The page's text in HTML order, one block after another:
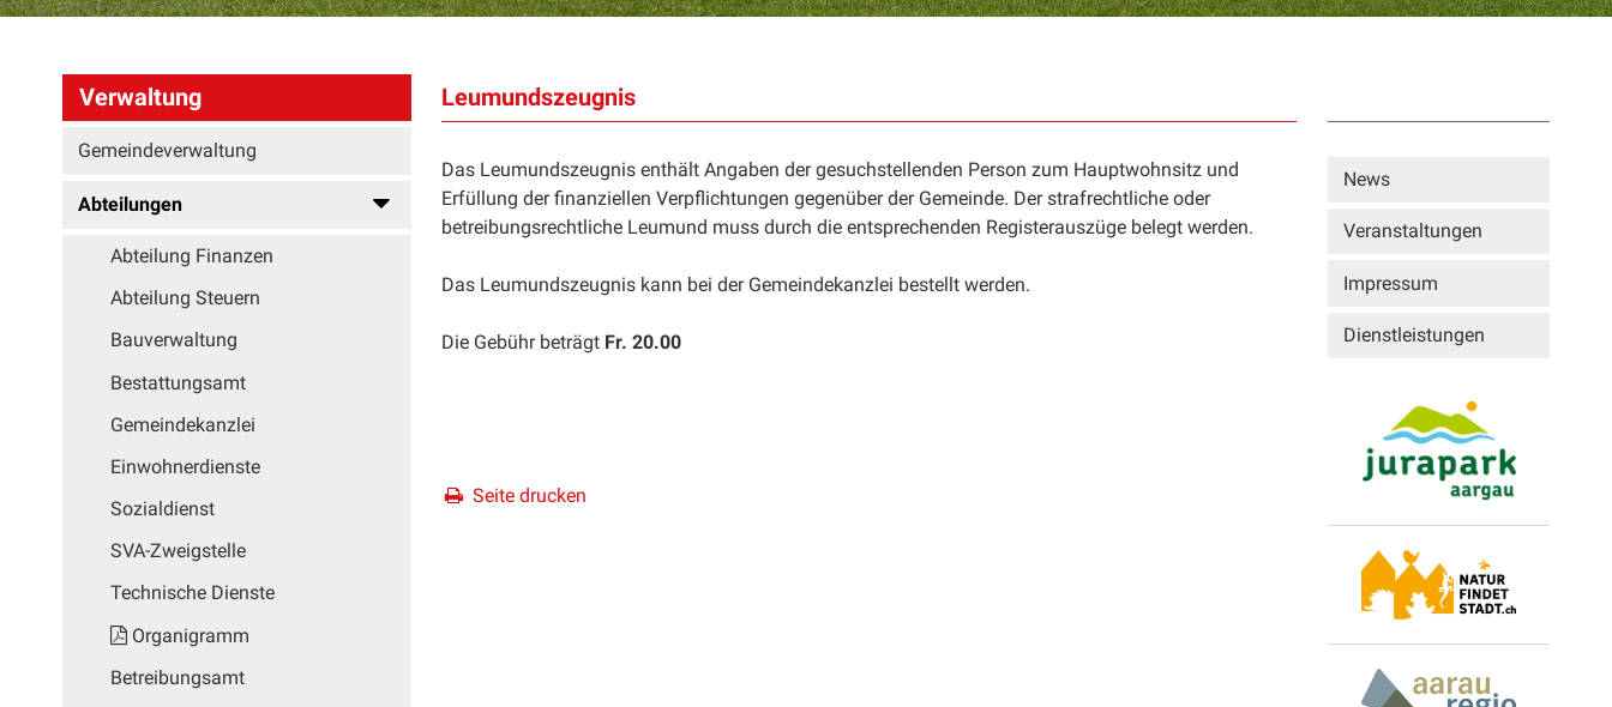
Verwaltung
Gemeindeverwaltung
Abteilungen
Abteilung Finanzen
Abteilung Steuern
Bauverwaltung
Bestattungsamt
Gemeindekanzlei
Einwohnerdienste
Sozialdienst
SVA-Zweigstelle
Technische Dienste
Organigramm
Betreibungsamt
Leumundszeugnis
Das Leumundszeugnis enthält Angaben der gesuchstellenden Person zum Hauptwohnsitz und
Erfüllung der finanziellen Verpflichtungen gegenüber der Gemeinde. Der strafrechtliche oder
betreibungsrechtliche Leumund muss durch die entsprechenden Registerauszüge belegt werden.
Das Leumundszeugnis kann bei der Gemeindekanzlei bestellt werden.
Die Gebühr beträgt Fr. 20.00
Seite drucken
Sidebar
News
Veranstaltungen
Impressum
Dienstleistungen